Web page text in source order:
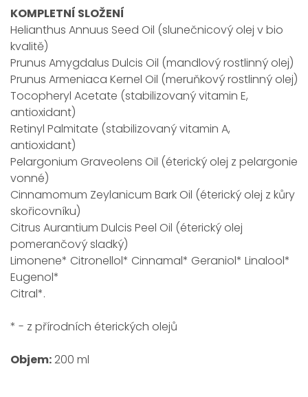
KOMPLETNÍ SLOŽENÍ
Helianthus Annuus Seed Oil (slunečnicový olej v bio
kvalitě)
Prunus Amygdalus Dulcis Oil (mandlový rostlinný olej)
Prunus Armeniaca Kernel Oil (meruňkový rostlinný olej)
Tocopheryl Acetate (stabilizovaný vitamin E,
antioxidant)
Retinyl Palmitate (stabilizovaný vitamin A,
antioxidant)
Pelargonium Graveolens Oil (éterický olej z pelargonie
vonné)
Cinnamomum Zeylanicum Bark Oil (éterický olej z kůry
skořicovníku)
Citrus Aurantium Dulcis Peel Oil (éterický olej
pomerančový sladký)
Limonene* Citronellol* Cinnamal* Geraniol* Linalool*
Eugenol*
Citral*.
* - z přírodních éterických olejů
Objem:200 ml